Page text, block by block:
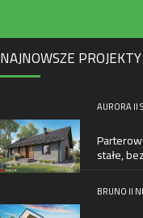
NAJNOWSZE PROJEKTY
AURORA II
stałe,
BRUNO II